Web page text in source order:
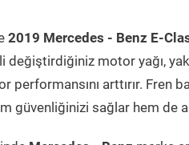
2019 Mercedes - Benz E-
değiştirdiğiniz motor yağı,
arttırır. Fren
güvenliğinizi sağlar hem de